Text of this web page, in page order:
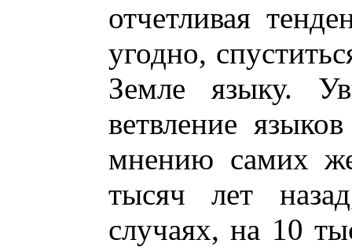
отчетливая
угодно,
Земле языку.
ветвление
мнению самих
тысяч лет
случаях, на 10